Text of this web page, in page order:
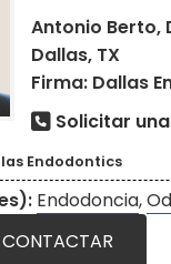
Antonio Berto,
Dallas, TX
Firma: Dallas
Solicitar
Endodontics
Endodoncia,
CONTACTAR